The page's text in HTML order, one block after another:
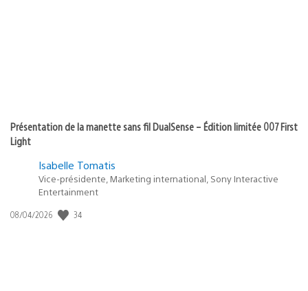
Présentation de la manette sans fil DualSense – Édition limitée 007 First
Light
Isabelle Tomatis
Vice-présidente, Marketing international, Sony Interactive
Entertainment
Date
08/04/2026 34